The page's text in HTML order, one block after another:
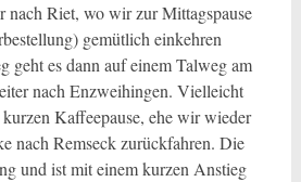
nach Riet, wo wir zur Mittagspause
gemütlich einkehren
geht es dann auf einem Talweg am
nach Enzweihingen. Vielleicht
Kaffeepause, ehe wir wieder
nach Remseck zurückfahren. Die
und ist mit einem kurzen Anstieg